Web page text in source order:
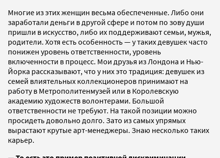
Многие из этих женщин весьма обеспеченные. Либо они
заработали деньги в другой сфере и потом по зову души
пришли в искусство, либо их поддерживают семьи, мужья,
родители. Хотя есть особенность — у таких девушек часто
понижен уровень ответственности, уровень
включенности в процесс. Мои друзья из Лондона и Нью-
Йорка рассказывают, что у них это традиция: девушек из
семей влиятельных коллекционеров принимают на
работу в Метрополитенмузей или в Королевскую
академию художеств волонтерами. Большой
ответственности не требуют. На такой позиции можно
просидеть довольно долго. Зато из самых упрямых
вырастают крутые арт-менеджеры. Знаю несколько таких
карьер.